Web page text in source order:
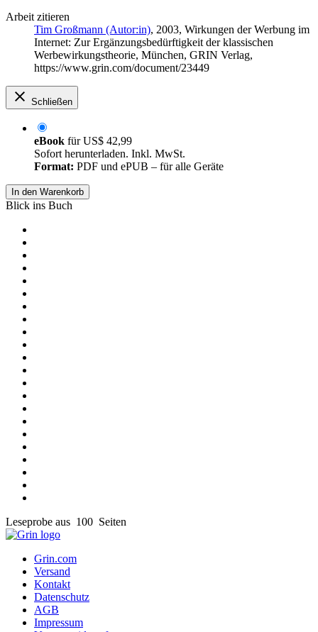
Arbeit zitieren
Tim Großmann (Autor:in), 2003, Wirkungen der Werbung im
Internet: Zur Ergänzungsbedürftigkeit der klassischen
Werbewirkungstheorie, München, GRIN Verlag,
https://www.grin.com/document/23449
Schließen
eBook fürUS$ 42,99
Sofort herunterladen. Inkl. MwSt.
Format: PDF und ePUB – für alle Geräte
In den Warenkorb
Blick ins Buch
Leseprobe aus 100 Seiten
Grin.com
Versand
Kontakt
Datenschutz
AGB
Impressum